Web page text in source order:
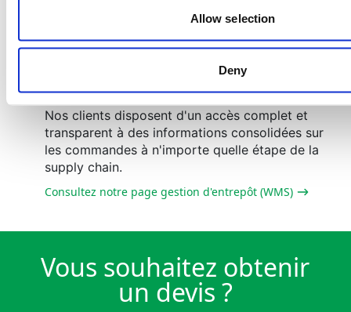
Allow selection
Deny
les recommandations de nos clients.
Consultez notre page Gestion des retours et des
Reporting
Nos clients disposent d'un accès complet et
transparent à des informations consolidées sur
les commandes à n'importe quelle étape de la
supply chain.
Consultez notre page gestion d'entrepôt (WMS)
Vous souhaitez obtenir
un devis ?